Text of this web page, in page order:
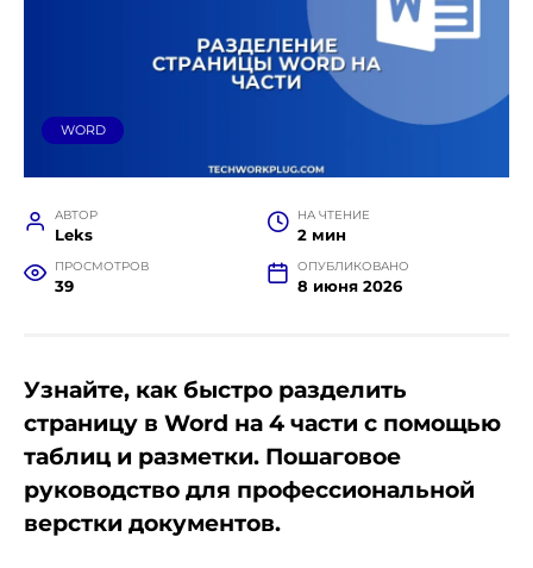
WORD
АВТОР
Leks
НА ЧТЕНИЕ
2 мин
ПРОСМОТРОВ
39
ОПУБЛИКОВАНО
8 июня 2026
Узнайте, как быстро разделить
страницу в Word на 4 части с помощью
таблиц и разметки. Пошаговое
руководство для профессиональной
верстки документов.